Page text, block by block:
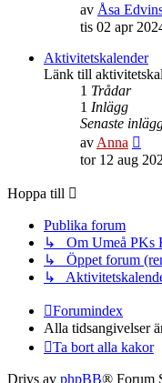
av Åsa
tis 02 apr
Aktivitetskalender
Länk till
1 Trådar
1 Inlägg
Senaste
av Anna
till
tor 12 aug
Hoppa till
Publika forum
↳ Om Umeå PKs
↳ Öppet forum
↳
Forumindex
Alla tidsangivelser
Ta bort alla kakor
Drivs av phpBB® Forum